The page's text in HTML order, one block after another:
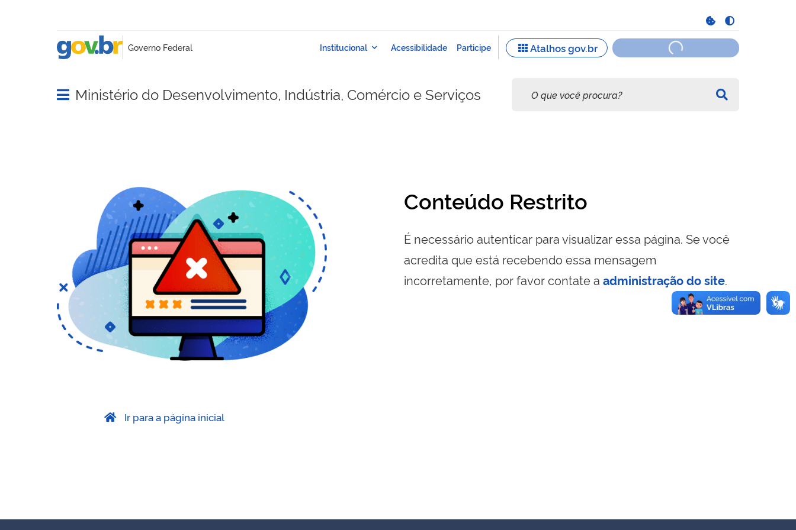
Abrir menu principal de navegação
Ministério do Desenvolvimento, Indústria, Comércio e Serviços
Conteúdo Restrito
É necessário autenticar para visualizar essa página. Se você
acredita que está recebendo essa mensagem
incorretamente, por favor contate a administração do site.
Ir para a página inicial